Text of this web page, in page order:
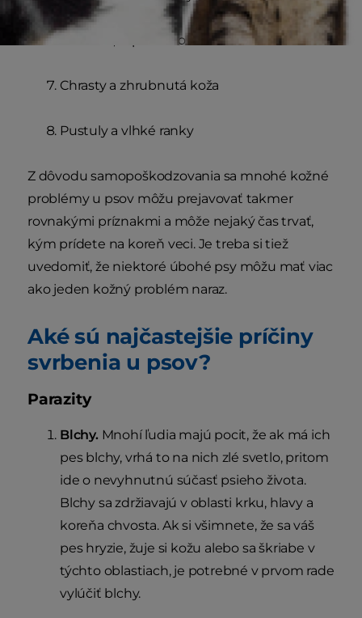
Červené, zapálené oblasti kože
Chrasty a zhrubnutá koža
Pustuly a vlhké ranky
Z dôvodu samopoškodzovania sa mnohé kožné
problémy u psov môžu prejavovať takmer
rovnakými príznakmi a môže nejaký čas trvať,
kým prídete na koreň veci. Je treba si tiež
uvedomiť, že niektoré úbohé psy môžu mať viac
ako jeden kožný problém naraz.
Aké sú najčastejšie príčiny
svrbenia u psov?
Parazity
Blchy. Mnohí ľudia majú pocit, že ak má ich
pes blchy, vrhá to na nich zlé svetlo, pritom
ide o nevyhnutnú súčasť psieho života.
Blchy sa zdržiavajú v oblasti krku, hlavy a
koreňa chvosta. Ak si všimnete, že sa váš
pes hryzie, žuje si kožu alebo sa škriabe v
týchto oblastiach, je potrebné v prvom rade
vylúčiť blchy.